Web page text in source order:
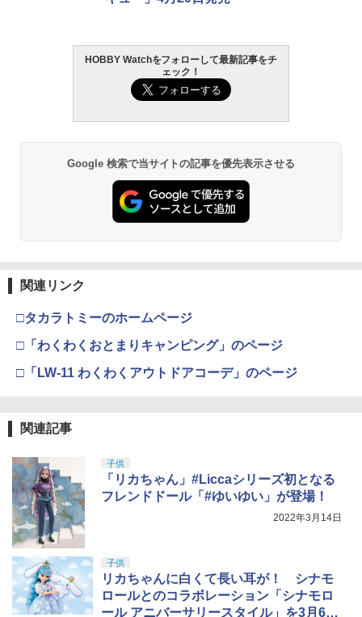
HOBBY Watchをフォローして最新記事をチ
ェック！
Google 検索で当サイトの記事を優先表示させる
関連リンク
□タカラトミーのホームページ
□「わくわくおとまりキャンピング」のページ
□「LW-11 わくわくアウトドアコーデ」のページ
関連記事
子供
「リカちゃん」#Liccaシリーズ初となる
フレンドドール「#ゆいゆい」が登場！
2022年3月14日
子供
リカちゃんに白くて長い耳が！ シナモ
ロールとのコラボレーション「シナモロ
ール アニバーサリースタイル」を3月6日